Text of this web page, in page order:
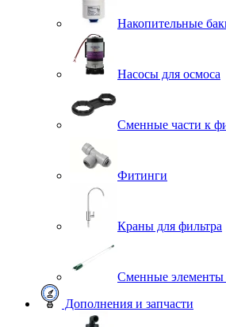
Накопительные
Насосы для осмоса
Сменные части к
Фитинги
Краны для фильтра
Сменные
Дополнения и запчасти